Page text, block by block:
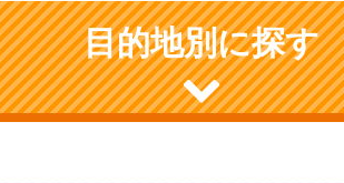
目的地別に探す